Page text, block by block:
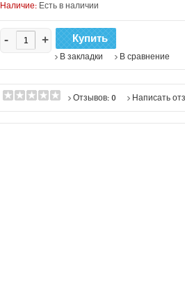
Наличие: Есть в наличии
- +
В закладки В сравнение
Отзывов: 0 Написать